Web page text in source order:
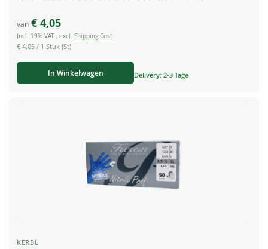
van € 4,05
Incl. 19% VAT , excl. Shipping Cost
€ 4,05 / 1 Stuk (St)
In Winkelwagen Delivery: 2-3 Tage
KERBL